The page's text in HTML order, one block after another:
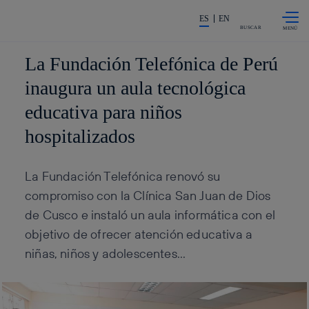
La acción en accionistas e
ES EN
BUSCAR
La Fundación Telefónica de Perú
inaugura un aula tecnológica
educativa para niños
hospitalizados
La Fundación Telefónica renovó su
compromiso con la Clínica San Juan de Dios
de Cusco e instaló un aula informática con el
objetivo de ofrecer atención educativa a
niñas, niños y adolescentes...